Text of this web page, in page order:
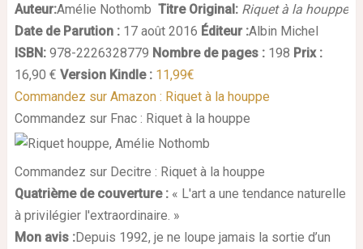
Auteur:Amélie Nothomb Titre Original: Riquet à la houppe
Date de Parution :17 août 2016 Éditeur :Albin Michel
ISBN: 978-2226328779 Nombre de pages :198 Prix :
16,90 € Version Kindle : 11,99€
Commandez sur Amazon : Riquet à la houppe
Commandez sur Fnac : Riquet à la houppe
Commandez sur Decitre : Riquet à la houppe
Quatrième de couverture : « L'art a une tendance naturelle
à privilégier l'extraordinaire. »
Mon avis :Depuis 1992, je ne loupe jamais la sortie d’un